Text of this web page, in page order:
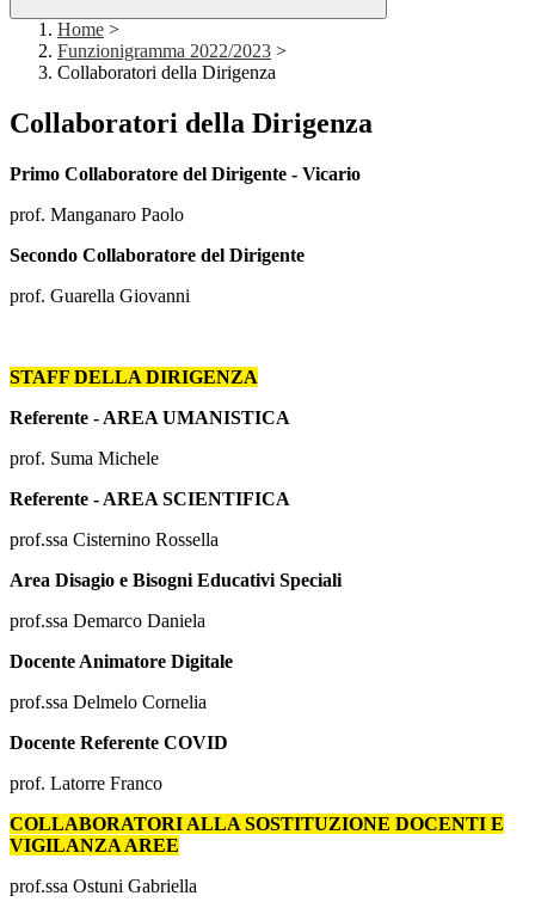
Home >
Funzionigramma 2022/2023 >
Collaboratori della Dirigenza
Collaboratori della Dirigenza
Primo Collaboratore del Dirigente - Vicario
prof. Manganaro Paolo
Secondo Collaboratore del Dirigente
prof. Guarella Giovanni
STAFF DELLA DIRIGENZA
Referente - AREA UMANISTICA
prof. Suma Michele
Referente - AREA SCIENTIFICA
prof.ssa Cisternino Rossella
Area Disagio e Bisogni Educativi Speciali
prof.ssa Demarco Daniela
Docente Animatore Digitale
prof.ssa Delmelo Cornelia
Docente Referente COVID
prof. Latorre Franco
COLLABORATORI ALLA SOSTITUZIONE DOCENTI E
VIGILANZA AREE
prof.ssa Ostuni Gabriella